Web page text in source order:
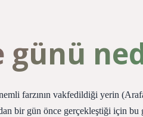
günü
farzının vakfedildiği yerin
bir gün önce gerçekleştiği için